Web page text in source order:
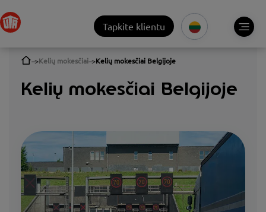
Tapkite klientu
Kelių mokesčiai Kelių mokesčiai Belgijoje
Kelių mokesčiai Belgijoje